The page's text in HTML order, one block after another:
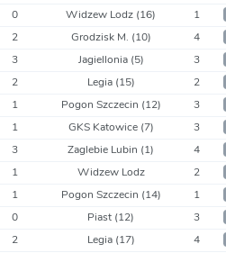
0 Widzew Lodz (16) 1
2 Grodzisk M. (10) 4
3 Jagiellonia (5) 3
2 Legia (15) 2
1 Pogon Szczecin (12) 3
1 GKS Katowice (7) 3
3 Zaglebie Lubin (1) 4
1 Widzew Lodz 2
1 Pogon Szczecin (14) 1
0 Piast (12) 3
2 Legia (17) 4